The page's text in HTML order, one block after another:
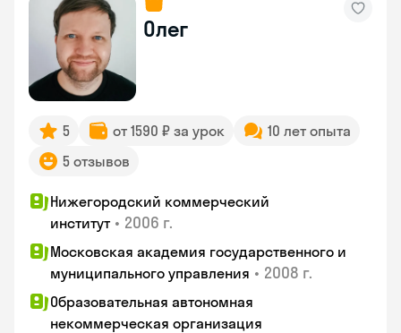
Олег
5 от 1590 ₽ за урок
10 лет опыта
5 отзывов
Нижегородский коммерческий
институт • 2006 г.
Московская академия государственного и
муниципального управления • 2008 г.
Образовательная автономная
некоммерческая организация